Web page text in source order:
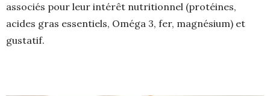
associés pour leur intérêt nutritionnel (protéines,
acides gras essentiels, Oméga 3, fer, magnésium) et
gustatif.